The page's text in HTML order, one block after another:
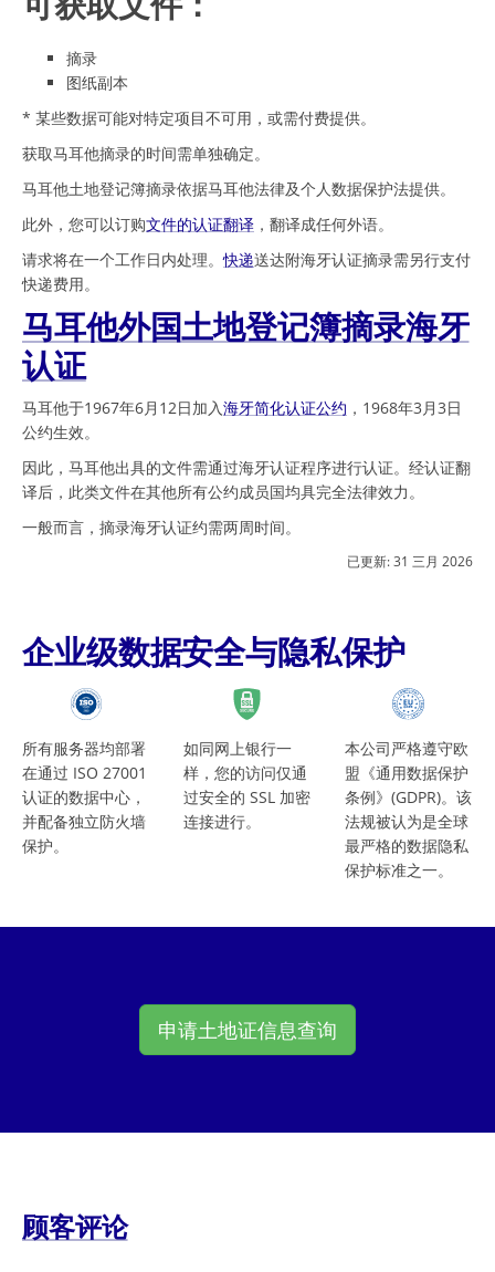
摘录
图纸副本
* 某些数据可能对特定项目不可用，或需付费提供。
获取马耳他摘录的时间需单独确定。
马耳他土地登记簿摘录依据马耳他法律及个人数据保护法提供。
此外，您可以订购文件的认证翻译 ，翻译成任何外语。
请求将在一个工作日内处理。快递送达附海牙认证摘录需另行支付
快递费用。
马耳他外国土地登记簿摘录海牙
认证
马耳他于1967年6月12日加入海牙简化认证公约 ，1968年3月3日
公约生效。
因此，马耳他出具的文件需通过海牙认证程序进行认证。经认证翻
译后，此类文件在其他所有公约成员国均具完全法律效力。
一般而言，摘录海牙认证约需两周时间。
已更新:31 三月 2026
企业级数据安全与隐私保护
所有服务器均部署
在通过 ISO 27001
认证的数据中心，
并配备独立防火墙
保护。
如同网上银行一
样，您的访问仅通
过安全的 SSL 加密
连接进行。
本公司严格遵守欧
盟《通用数据保护
条例》(GDPR)。该
法规被认为是全球
最严格的数据隐私
保护标准之一。
申请土地证信息查询
顾客评论